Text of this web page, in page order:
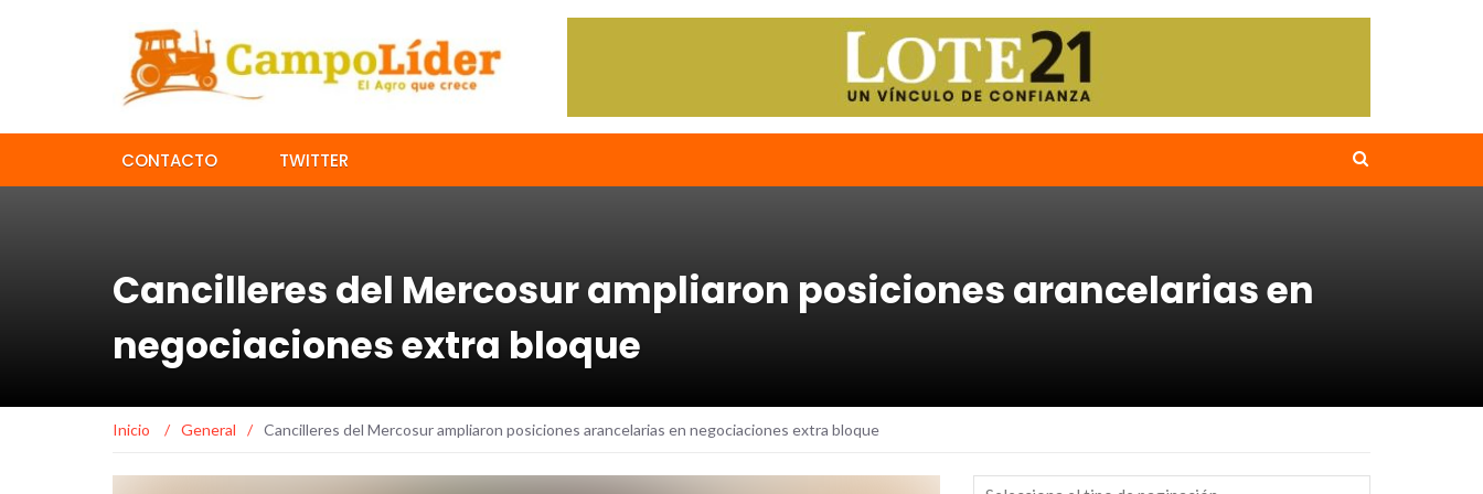
CONTACTO TWITTER
Cancilleres del Mercosur ampliaron posiciones arancelarias en
negociaciones extra bloque
Inicio / General / Cancilleres del Mercosur ampliaron posiciones arancelarias en negociaciones extra bloque